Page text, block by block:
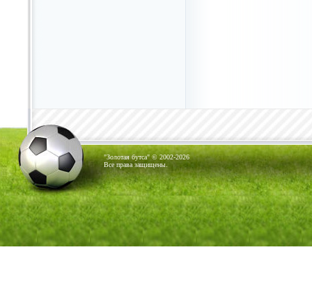
"Золотая бутса" © 2002-2026
Все права защищены.